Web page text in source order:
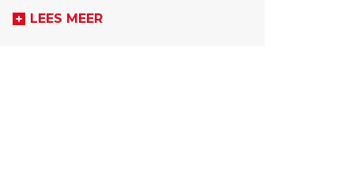
LEES MEER